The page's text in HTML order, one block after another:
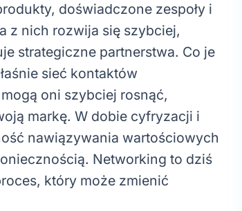
doświadczone zespoły i
z nich rozwija się szybciej,
strategiczne partnerstwa. Co je
sieć kontaktów
oni szybciej rosnąć,
markę. W dobie cyfryzacji i
nawiązywania wartościowych
Networking to dziś
który może zmienić